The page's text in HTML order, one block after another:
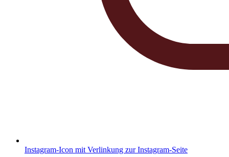
Instagram-Icon mit Verlinkung zur Instagram-Seite